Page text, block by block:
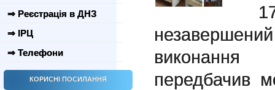
⇒ Реєстрація в ДНЗ
⇒ ІРЦ
⇒ Телефони
КОРИСНІ ПОСИЛАННЯ
передбачив